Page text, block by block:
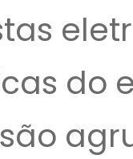
do